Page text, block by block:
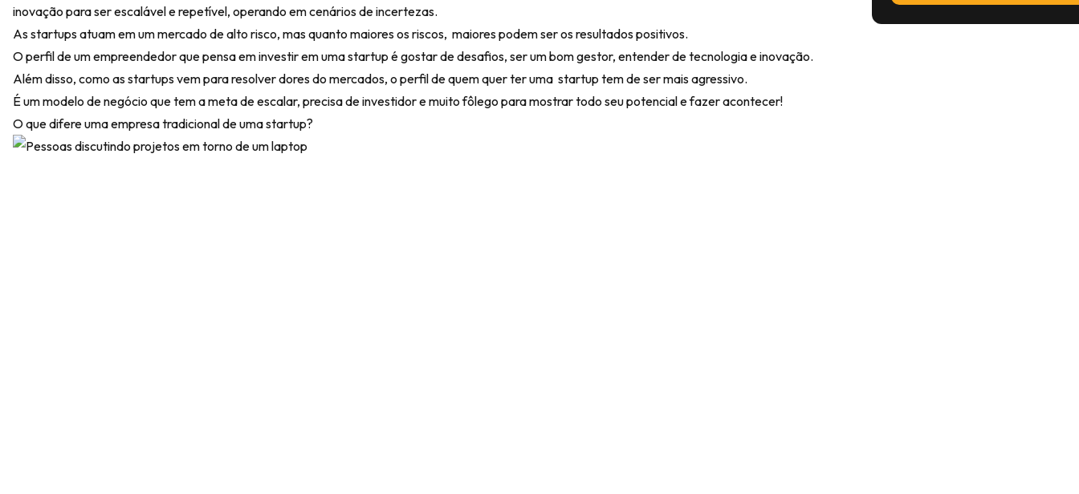
inovação para ser escalável e repetível, operando em cenários de incertezas.
As startups atuam em um mercado de alto risco, mas quanto maiores os riscos, maiores podem ser os resultados positivos.
O perfil de um empreendedor que pensa em investir em uma startup é gostar de desafios, ser um bom gestor, entender de tecnologia e inovação.
Além disso, como as startups vem para resolver dores do mercados, o perfil de quem quer ter uma startup tem de ser mais agressivo.
É um modelo de negócio que tem a meta de escalar, precisa de investidor e muito fôlego para mostrar todo seu potencial e fazer acontecer!
O que difere uma empresa tradicional de uma startup?